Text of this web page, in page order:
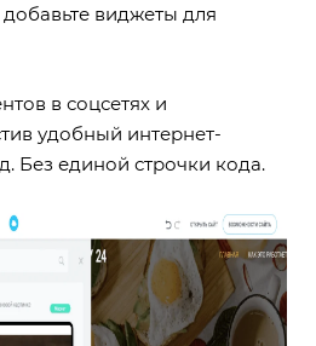
виджеты для
в соцсетях и
удобный интернет-
Без единой строчки кода.